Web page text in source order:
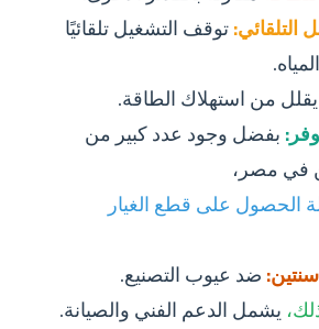
توقف التشغيل تلقائيًا
يقلل من استهلاك الطاقة.
بفضل وجود عدد كبير من
في مصر،
الحصول على قطع الغيار
ضد عيوب التصنيع.
يشمل الدعم الفني والصيانة.